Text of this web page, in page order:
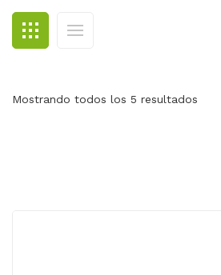
CONTACTO
Mostrando todos los 5 resultados